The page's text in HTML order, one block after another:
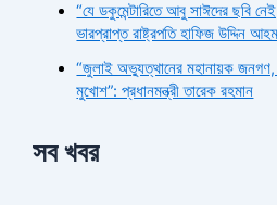
“যে ডকুমেন্টারিতে আবু সাঈদের ছবি
ভারপ্রাপ্ত রাষ্ট্রপতি হাফিজ উদ্দিন
“জুলাই অভ্যুত্থানের মহানায়ক জনগণ,
মুখোশ”: প্রধানমন্ত্রী তারেক রহমান
সব খবর